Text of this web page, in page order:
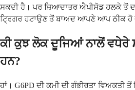
ਸਕਦੀ ਹੈ। ਪਰ ਜ਼ਿਆਦਾਤਰ ਐਪੀਸੋਡ ਹਲਕੇ ਤੋਂ
ਟ੍ਰਿਗਰ ਹਟਾਉਣ ਤੋਂ ਬਾਅਦ ਆਪਣੇ ਆਪ ਠੀਕ ਹੋ
ਕੀ ਕੁਝ ਲੋਕ ਦੂਜਿਆਂ ਨਾਲੋਂ ਵਧੇਰੇ
ਹਨ?
ਹਾਂ। G6PD ਦੀ ਕਮੀ ਦੀ ਗੰਭੀਰਤਾ ਵਿਅਕਤੀ